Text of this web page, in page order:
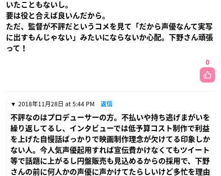
いたこともないし。
要は役と合えば良いんだから。
ただ、監督が不評だというコメを見て「だから声優なんて実写
に出すもんじゃない」みたいにならないか心配。下野さん頑張
って！
0
2018年11月28日 at 5:44 PM 返信
不評なのはプロデューサーの方。不払いや持ち逃げまがいを
繰り返してるし、インタビューでは低予算コスト制作で利益
を上げた自慢話ばっかりで映画制作理念が欠けてる印象しか
ない人。今人気声優起用すれば宣伝費かけなくてもツイート
等で話題に上がるし円盤販売も見込めるからの採用で、下野
さんの前に何人かの声優に声かけてたらしいけど多忙を理由